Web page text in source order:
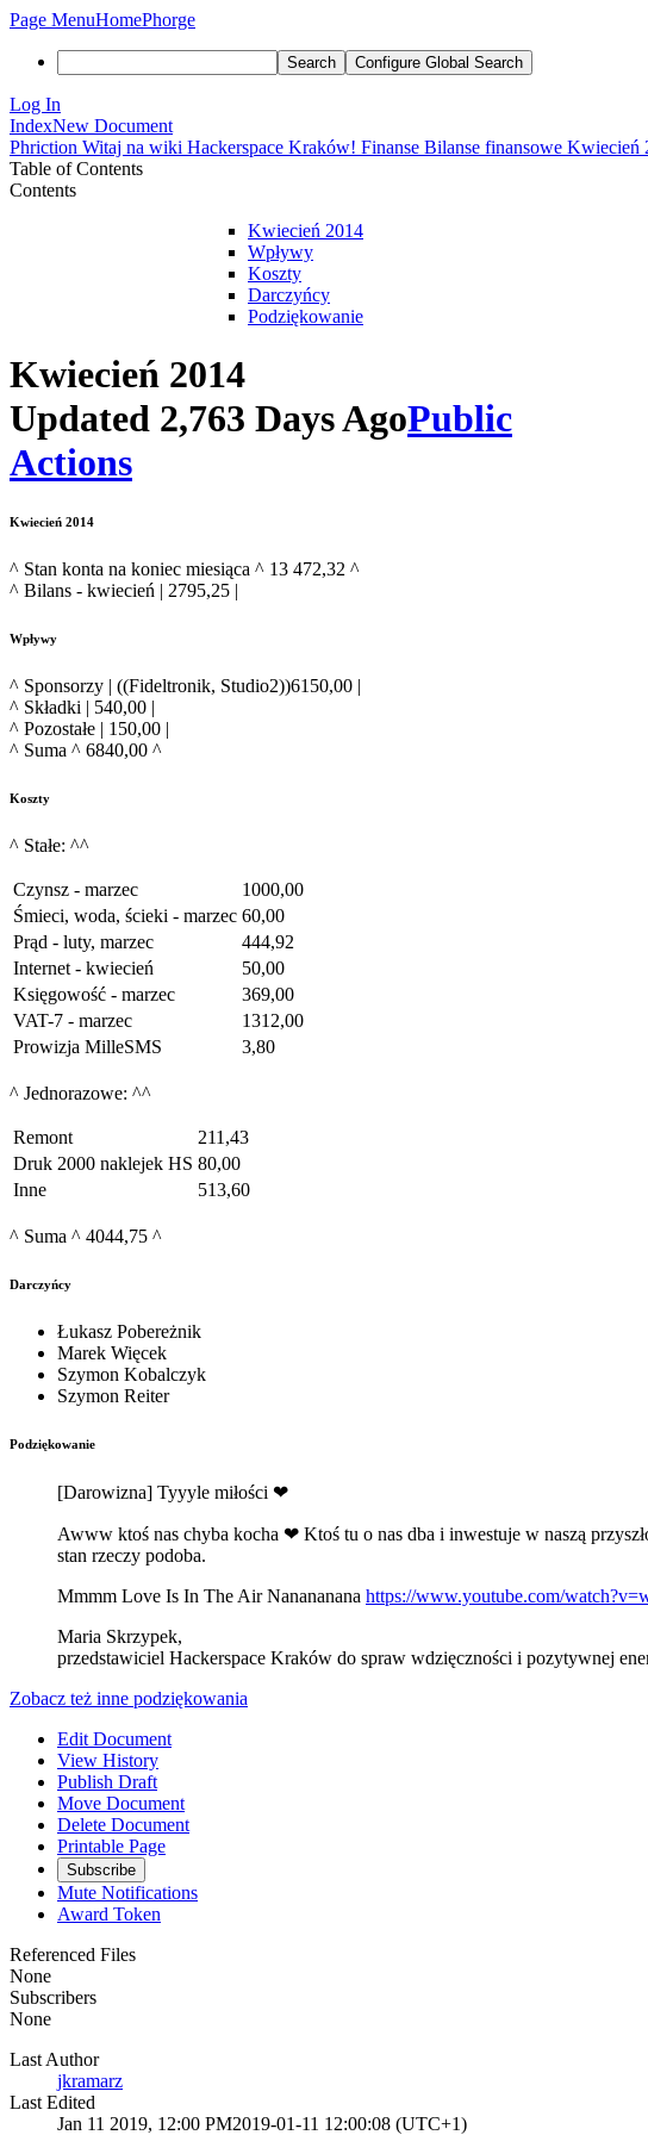
Page MenuHomePhorge
Search Configure Global Search
Log In
IndexNew Document
Phriction Witaj na wiki Hackerspace Kraków! Finanse Bilanse finansowe Kwiecień
Table of Contents
Contents
Kwiecień 2014
Wpływy
Koszty
Darczyńcy
Podziękowanie
Kwiecień 2014
Updated 2,763 Days AgoPublic
Actions
Kwiecień 2014
^ Stan konta na koniec miesiąca ^ 13 472,32 ^
^ Bilans - kwiecień | 2795,25 |
Wpływy
^ Sponsorzy | ((Fideltronik, Studio2))6150,00 |
^ Składki | 540,00 |
^ Pozostałe | 150,00 |
^ Suma ^ 6840,00 ^
Koszty
^ Stałe: ^^
Czynsz - marzec
1000,00
Śmieci, woda, ścieki - marzec 60,00
Prąd - luty, marzec
444,92
Internet - kwiecień
50,00
Księgowość - marzec
369,00
VAT-7 - marzec
1312,00
Prowizja MilleSMS
3,80
^ Jednorazowe: ^^
Remont
211,43
Druk 2000 naklejek HS 80,00
Inne
513,60
^ Suma ^ 4044,75 ^
Darczyńcy
Łukasz Pobereżnik
Marek Więcek
Szymon Kobalczyk
Szymon Reiter
Podziękowanie
[Darowizna] Tyyyle miłości ❤
Awww ktoś nas chyba kocha ❤ Ktoś tu o nas dba i inwestuje w naszą
stan rzeczy podoba.
Mmmm Love Is In The Air Nanananana https://www.youtube.com/
Maria Skrzypek,
przedstawiciel Hackerspace Kraków do spraw wdzięczności i pozytywnej
Zobacz też inne podziękowania
Edit Document
View History
Publish Draft
Move Document
Delete Document
Printable Page
Subscribe
Mute Notifications
Award Token
Referenced Files
None
Subscribers
None
Last Author
jkramarz
Last Edited
Jan 11 2019, 12:00 PM2019-01-11 12:00:08 (UTC+1)